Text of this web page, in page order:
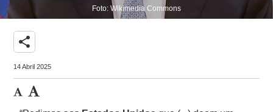
Foto: Wikimedia Commons
share
14 Abril 2025